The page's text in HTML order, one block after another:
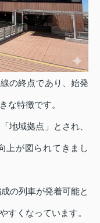
の終点であり、始発
な特徴です。
地域拠点」とされ、
上が図られてきまし
の列車が発着可能と
すくなっています。